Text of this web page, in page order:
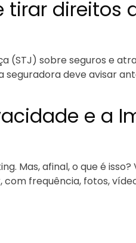
tirar direitos
(STJ) sobre seguros e
seguradora deve avisar
e a
Mas, afinal, o que é isso?
frequência, fotos,